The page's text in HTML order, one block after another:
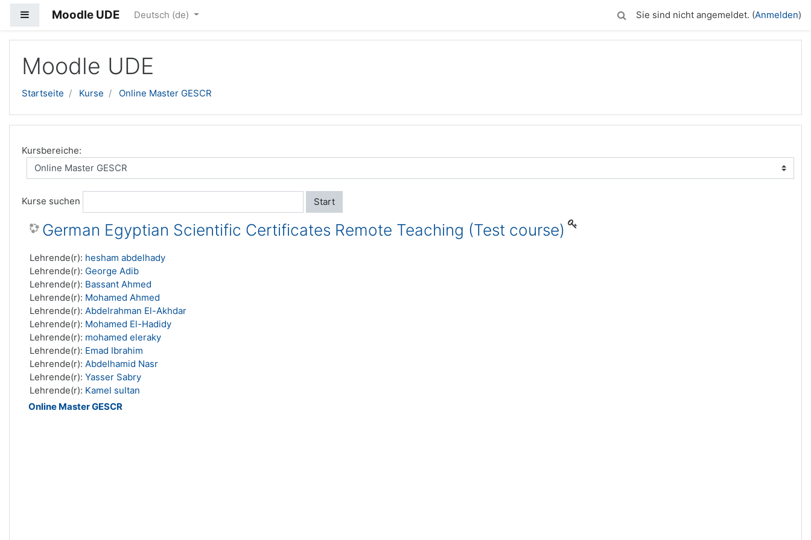
Website-Übersicht
Moodle UDE Deutsch ‎(de)‎ Sie sind nicht angemeldet. (Anmelden)
Moodle UDE
Startseite Kurse Online Master GESCR
Kursbereiche:
Kurse suchen Start
German Egyptian Scientific Certificates Remote Teaching (Test course)
Lehrende(r): hesham abdelhady
Lehrende(r): George Adib
Lehrende(r): Bassant Ahmed
Lehrende(r): Mohamed Ahmed
Lehrende(r): Abdelrahman El-Akhdar
Lehrende(r): Mohamed El-Hadidy
Lehrende(r): mohamed eleraky
Lehrende(r): Emad Ibrahim
Lehrende(r): Abdelhamid Nasr
Lehrende(r): Yasser Sabry
Lehrende(r): Kamel sultan
Online Master GESCR